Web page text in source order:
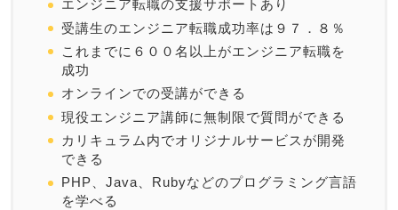
エンジニア転職の支援サポートあり
受講生のエンジニア転職成功率は９７．８％
これまでに６００名以上がエンジニア転職を
成功
オンラインでの受講ができる
現役エンジニア講師に無制限で質問ができる
カリキュラム内でオリジナルサービスが開発
できる
PHP、Java、Rubyなどのプログラミング言語
を学べる